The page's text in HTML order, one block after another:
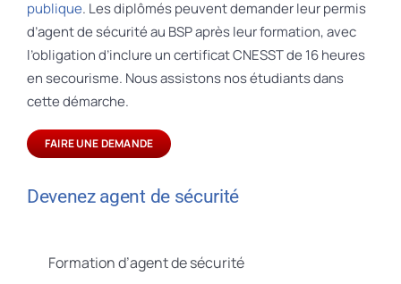
publique. Les diplômés peuvent demander leur permis
d’agent de sécurité au BSP après leur formation, avec
l’obligation d’inclure un certificat CNESST de 16 heures
en secourisme. Nous assistons nos étudiants dans
cette démarche.
FAIRE UNE DEMANDE
Devenez agent de sécurité
Formation d’agent de sécurité